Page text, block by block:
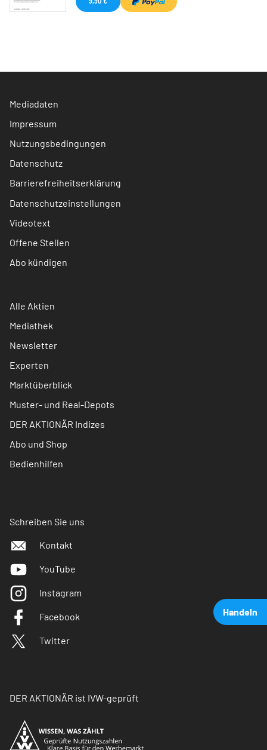
Handeln
Mediadaten
Impressum
Nutzungsbedingungen
Datenschutz
Barrierefreiheitserklärung
Datenschutzeinstellungen
Videotext
Offene Stellen
Abo kündigen
Alle Aktien
Mediathek
Newsletter
Experten
Marktüberblick
Muster- und Real-Depots
DER AKTIONÄR Indizes
Abo und Shop
Bedienhilfen
Schreiben Sie uns
Kontakt
YouTube
Instagram
Facebook
Twitter
DER AKTIONÄR ist IVW-geprüft